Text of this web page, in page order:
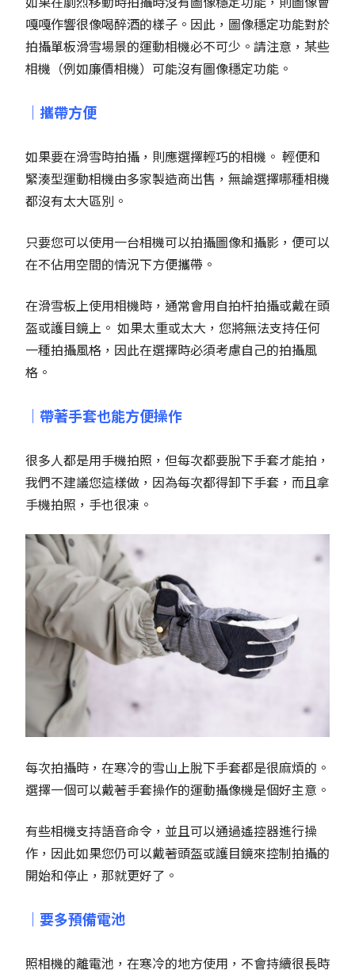
嘎嘎作響很像喝醉酒的樣子。因此，圖像穩定功能對於
拍攝單板滑雪場景的運動相機必不可少。請注意，某些
相機（例如廉價相機）可能沒有圖像穩定功能。
｜攜帶方便
如果要在滑雪時拍攝，則應選擇輕巧的相機。 輕便和
緊湊型運動相機由多家製造商出售，無論選擇哪種相機
都沒有太大區別。
只要您可以使用一台相機可以拍攝圖像和攝影，便可以
在不佔用空間的情況下方便攜帶。
在滑雪板上使用相機時，通常會用自拍杆拍攝或戴在頭
盔或護目鏡上。 如果太重或太大，您將無法支持任何
一種拍攝風格，因此在選擇時必須考慮自己的拍攝風
格。
｜帶著手套也能方便操作
很多人都是用手機拍照，但每次都要脫下手套才能拍，
我們不建議您這樣做，因為每次都得卸下手套，而且拿
手機拍照，手也很凍。
每次拍攝時，在寒冷的雪山上脫下手套都是很麻煩的。
選擇一個可以戴著手套操作的運動攝像機是個好主意。
有些相機支持語音命令，並且可以通過遙控器進行操
作，因此如果您仍可以戴著頭盔或護目鏡來控制拍攝的
開始和停止，那就更好了。
｜要多預備電池
照相機的離電池，在寒冷的地方使用，不會持續很長時